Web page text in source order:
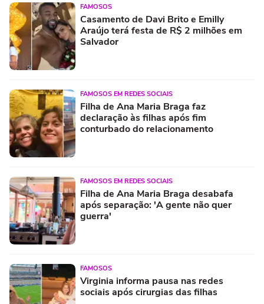
FAMOSOS
Casamento de Davi Brito e Emilly
Araújo terá festa de R$ 2 milhões em
Salvador
FAMOSOS EM REDES SOCIAIS
Filha de Ana Maria Braga faz
declaração às filhas após fim
conturbado do relacionamento
FAMOSOS EM REDES SOCIAIS
Filha de Ana Maria Braga desabafa
após separação: 'A gente não quer
guerra'
FAMOSOS
Virginia informa pausa nas redes
sociais após cirurgias das filhas